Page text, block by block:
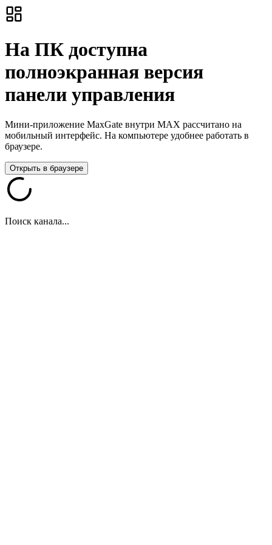
На ПК доступна
полноэкранная версия
панели управления
Мини-приложение MaxGate внутри MAX рассчитано на
мобильный интерфейс. На компьютере удобнее работать в
браузере.
Открыть в браузере
Поиск канала...